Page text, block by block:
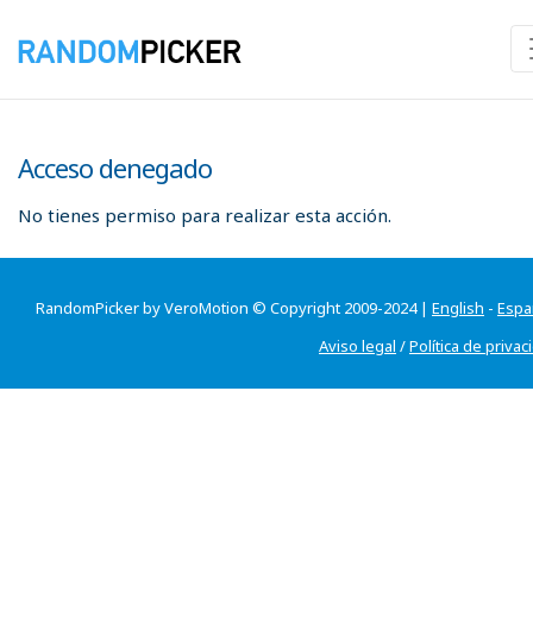
Acceso denegado
No tienes permiso para realizar esta acción.
RandomPicker by VeroMotion © Copyright 2009-2024 | English -
Aviso legal /Política de